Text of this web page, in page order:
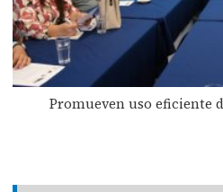
Promueven uso eficiente